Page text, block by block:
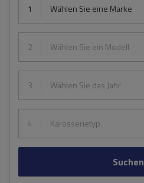
1 Wählen Sie eine Marke
2 Wählen Sie ein Modell
3 Wählen Sie das Jahr
4 Karosserietyp
Suchen